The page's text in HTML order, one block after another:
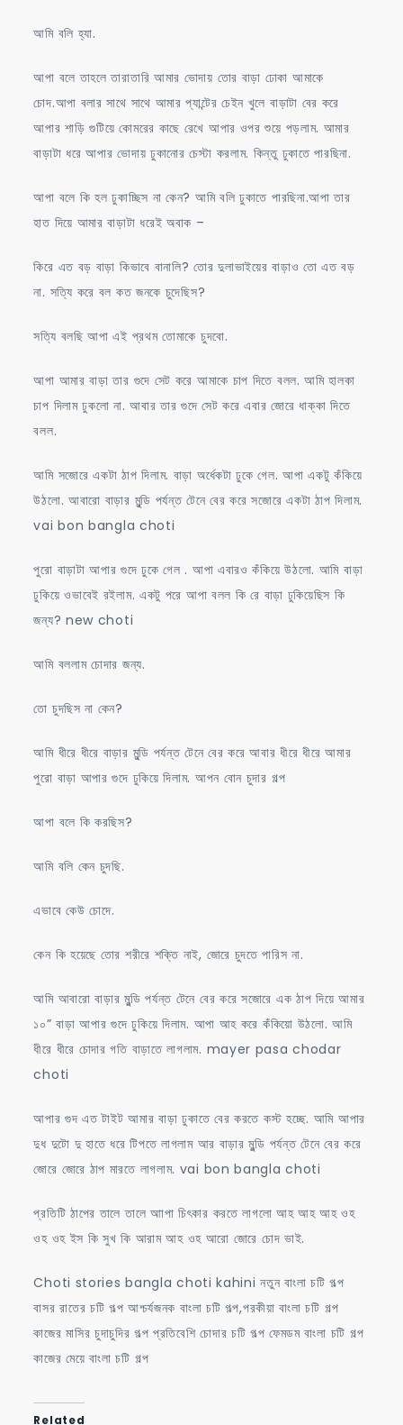
আমি বলি হ্যা.
আপা বলে তাহলে তারাতারি আমার ভোদায় তোর বাড়া ঢোকা আমাকে
চোদ.আপা বলার সাথে সাথে আমার প্যান্টের চেইন খুলে বাড়াটা বের করে
আপার শাড়ি গুটিয়ে কোমরের কাছে রেখে আপার ওপর শুয়ে পড়লাম. আমার
বাড়াটা ধরে আপার ভোদায় ঢুকানোর চেস্টা করলাম. কিন্তু ঢুকাতে পারছিনা.
আপা বলে কি হল ঢুকাচ্ছিস না কেন? আমি বলি ঢুকাতে পারছিনা.আপা তার
হাত দিয়ে আমার বাড়াটা ধরেই অবাক –
কিরে এত বড় বাড়া কিভাবে বানালি? তোর দুলাভাইয়ের বাড়াও তো এত বড়
না. সত্যি করে বল কত জনকে চুদেছিস?
সত্যি বলছি আপা এই প্রথম তোমাকে চুদবো.
আপা আমার বাড়া তার গুদে সেট করে আমাকে চাপ দিতে বলল. আমি হালকা
চাপ দিলাম ঢুকলো না. আবার তার গুদে সেট করে এবার জোরে ধাক্কা দিতে
বলল.
আমি সজোরে একটা ঠাপ দিলাম. বাড়া অর্ধেকটা ঢুকে গেল. আপা একটু কঁকিয়ে
উঠলো. আবারো বাড়ার মুন্ডি পর্যন্ত টেনে বের করে সজোরে একটা ঠাপ দিলাম.
vai bon bangla choti
পুরো বাড়াটা আপার গুদে ঢুকে গেল . আপা এবারও কঁকিয়ে উঠলো. আমি বাড়া
ঢুকিয়ে ওভাবেই রইলাম. একটু পরে আপা বলল কি রে বাড়া ঢুকিয়েছিস কি
জন্য? new choti
আমি বললাম চোদার জন্য.
তো চুদছিস না কেন?
আমি ধীরে ধীরে বাড়ার মুন্ডি পর্যন্ত টেনে বের করে আবার ধীরে ধীরে আমার
পুরো বাড়া আপার গুদে ঢুকিয়ে দিলাম. আপন বোন চুদার গল্প
আপা বলে কি করছিস?
আমি বলি কেন চুদছি.
এভাবে কেউ চোদে.
কেন কি হয়েছে তোর শরীরে শক্তি নাই, জোরে চুদতে পারিস না.
আমি আবারো বাড়ার মুন্ডি পর্যন্ত টেনে বের করে সজোরে এক ঠাপ দিয়ে আমার
১০” বাড়া আপার গুদে ঢুকিয়ে দিলাম. আপা আহ করে কঁকিয়ো উঠলো. আমি
ধীরে ধীরে চোদার গতি বাড়াতে লাগলাম. mayer pasa chodar
choti
আপার গুদ এত টাইট আমার বাড়া ঢুকাতে বের করতে কস্ট হচ্ছে. আমি আপার
দুধ দুটো দু হাতে ধরে টিপতে লাগলাম আর বাড়ার মুন্ডি পর্যন্ত টেনে বের করে
জোরে জোরে ঠাপ মারতে লাগলাম. vai bon bangla choti
প্রতিটি ঠাপের তালে তালে আাপা চিৎকার করতে লাগলো আহ আহ আহ ওহ
ওহ ওহ ইস কি সুখ কি আরাম আহ ওহ আরো জোরে চোদ ভাই.
Choti stories bangla choti kahini নতুন বাংলা চটি গল্প
বাসর রাতের চটি গল্প আশ্চর্যজনক বাংলা চটি গল্প,পরকীয়া বাংলা চটি গল্প
কাজের মাসির চুদাচুদির গল্প প্রতিবেশি চোদার চটি গল্প ফেমডম বাংলা চটি গল্প
কাজের মেয়ে বাংলা চটি গল্প
Related